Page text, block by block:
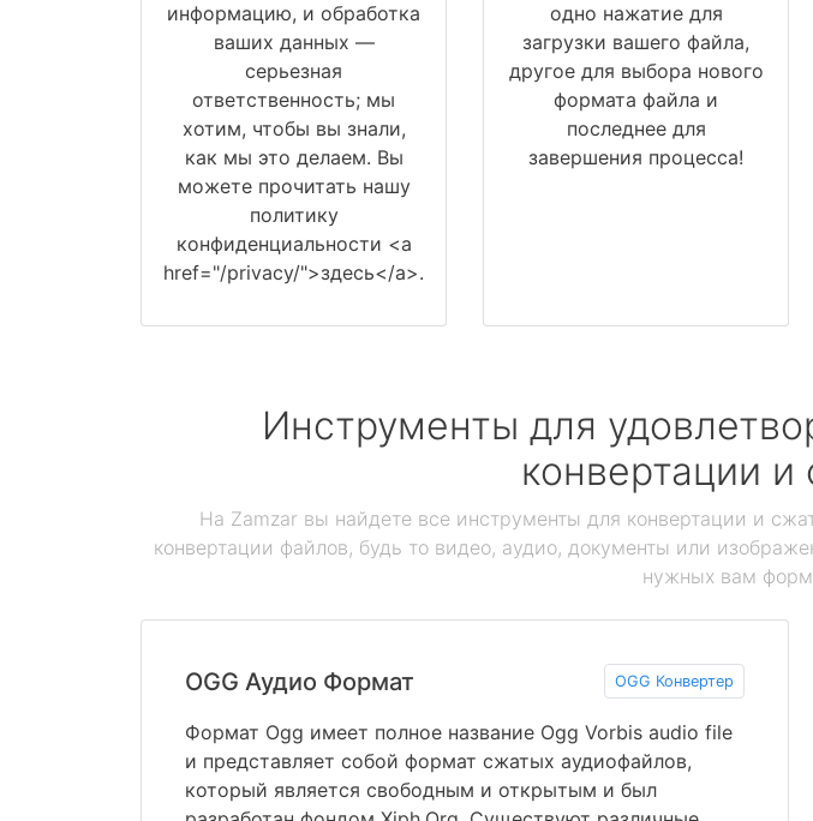
информацию, и обработка
ваших данных —
серьезная
ответственность; мы
хотим, чтобы вы знали,
как мы это делаем. Вы
можете прочитать нашу
политику
конфиденциальности <a
href="/privacy/">здесь</a>.
одно нажатие для
загрузки вашего файла,
другое для выбора нового
формата файла и
последнее для
завершения процесса!
Инструменты для
конвертации
На Zamzar вы найдете все инструменты для конвертации и
конвертации файлов, будь то видео, аудио, документы или
нужных вам
OGG Аудио Формат OGG Конвертер
Формат Ogg имеет полное название Ogg Vorbis audio file
и представляет собой формат сжатых аудиофайлов,
который является свободным и открытым и был